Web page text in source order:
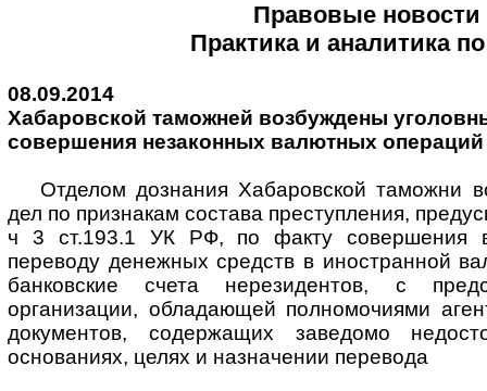
Правовые новости
Практика и аналитика
08.09.2014
Хабаровской таможней возбуждены
совершения незаконных валютных операций
Отделом дознания Хабаровской таможни
дел по признакам состава преступления,
ч 3 ст.193.1 УК РФ, по факту совершения
переводу денежных средств в иностранной
банковские счета нерезидентов, с
организации, обладающей полномочиями
документов, содержащих заведомо
основаниях, целях и назначении перевода